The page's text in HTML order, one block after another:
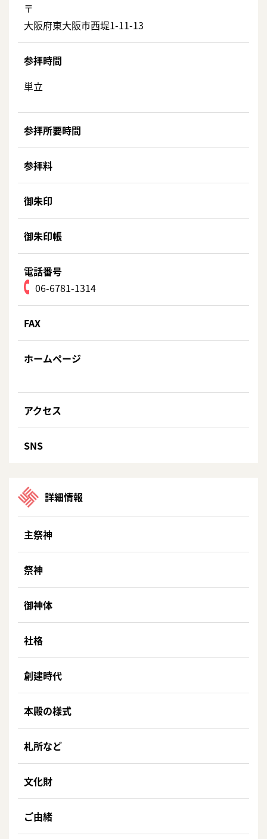
〒
大阪府東大阪市西堤1-11-13
参拝時間
単立
参拝所要時間
参拝料
御朱印
御朱印帳
電話番号
06-6781-1314
FAX
ホームページ
アクセス
SNS
詳細情報
主祭神
祭神
御神体
社格
創建時代
本殿の様式
札所など
文化財
ご由緒